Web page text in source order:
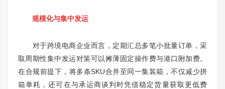
规模化与集中发运
对于跨境电商企业而言，定期汇总多笔小批量订单，采
取周期性集中发运对策可以摊薄固定操作费与港口附加费。
在合规前提下，将多条SKU合并至同一集装箱，不仅减少拼
箱单耗，还可在与承运商谈判时凭借稳定货量获取更低费